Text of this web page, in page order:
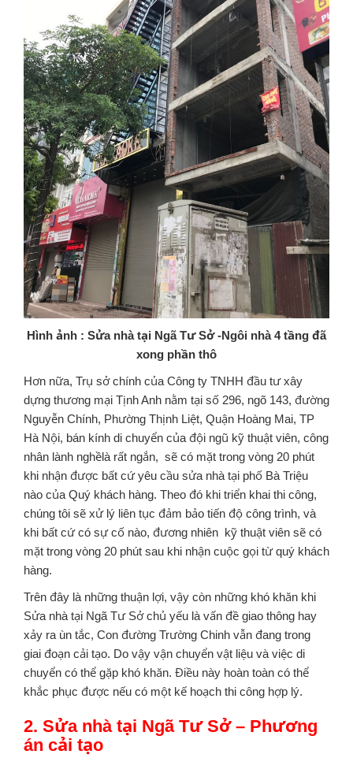
Hình ảnh : Sửa nhà tại Ngã Tư Sở -Ngôi nhà 4 tầng đã
xong phần thô
Hơn nữa, Trụ sở chính của Công ty TNHH đầu tư xây
dựng thương mại Tịnh Anh nằm tại số 296, ngõ 143, đường
Nguyễn Chính, Phường Thịnh Liệt, Quận Hoàng Mai, TP
Hà Nội, bán kính di chuyển của đội ngũ kỹ thuật viên, công
nhân lành nghềlà rất ngắn, sẽ có mặt trong vòng 20 phút
khi nhận được bất cứ yêu cầu sửa nhà tại phố Bà Triệu
nào của Quý khách hàng. Theo đó khi triển khai thi công,
chúng tôi sẽ xử lý liên tục đảm bảo tiến độ công trình, và
khi bất cứ có sự cố nào, đương nhiên kỹ thuật viên sẽ có
mặt trong vòng 20 phút sau khi nhận cuộc gọi từ quý khách
hàng.
Trên đây là những thuận lợi, vậy còn những khó khăn khi
Sửa nhà tại Ngã Tư Sở chủ yếu là vấn đề giao thông hay
xảy ra ùn tắc, Con đường Trường Chinh vẫn đang trong
giai đoạn cải tạo. Do vậy vận chuyển vật liệu và việc di
chuyển có thể gặp khó khăn. Điều này hoàn toàn có thể
khắc phục được nếu có một kế hoạch thi công hợp lý.
2. Sửa nhà tại Ngã Tư Sở – Phương
án cải tạo